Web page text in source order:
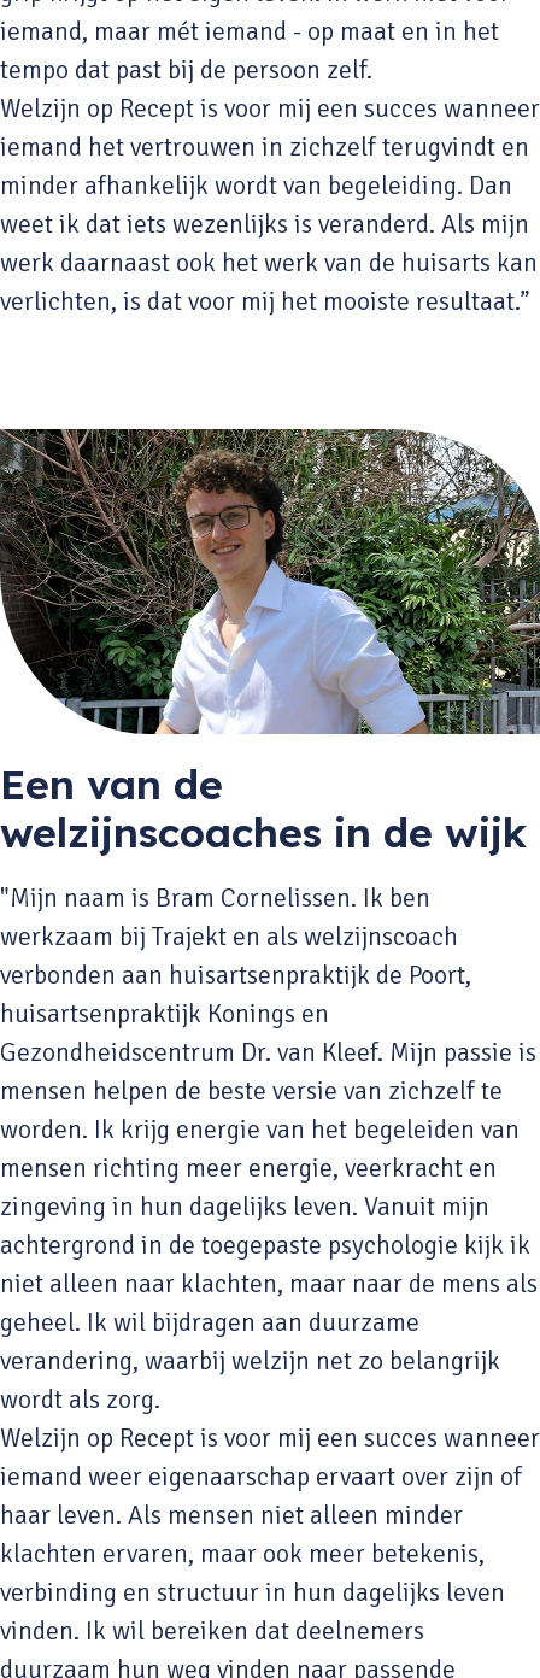
iemand, maar mét iemand - op maat en in het
tempo dat past bij de persoon zelf.
Welzijn op Recept is voor mij een succes wanneer
iemand het vertrouwen in zichzelf terugvindt en
minder afhankelijk wordt van begeleiding. Dan
weet ik dat iets wezenlijks is veranderd. Als mijn
werk daarnaast ook het werk van de huisarts kan
verlichten, is dat voor mij het mooiste resultaat.”
Een van de
welzijnscoaches in de wijk
"Mijn naam is Bram Cornelissen. Ik ben
werkzaam bij Trajekt en als welzijnscoach
verbonden aan huisartsenpraktijk de Poort,
huisartsenpraktijk Konings en
Gezondheidscentrum Dr. van Kleef. Mijn passie is
mensen helpen de beste versie van zichzelf te
worden. Ik krijg energie van het begeleiden van
mensen richting meer energie, veerkracht en
zingeving in hun dagelijks leven. Vanuit mijn
achtergrond in de toegepaste psychologie kijk ik
niet alleen naar klachten, maar naar de mens als
geheel. Ik wil bijdragen aan duurzame
verandering, waarbij welzijn net zo belangrijk
wordt als zorg.
Welzijn op Recept is voor mij een succes wanneer
iemand weer eigenaarschap ervaart over zijn of
haar leven. Als mensen niet alleen minder
klachten ervaren, maar ook meer betekenis,
verbinding en structuur in hun dagelijks leven
vinden. Ik wil bereiken dat deelnemers
duurzaam hun weg vinden naar passende